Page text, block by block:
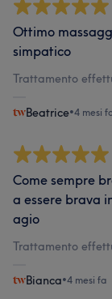
Ottimo
simpatico
Trattamento
Beatrice•4 mesi
Come sempre
a essere brava
agio
Trattamento
Bianca•4 mesi fa